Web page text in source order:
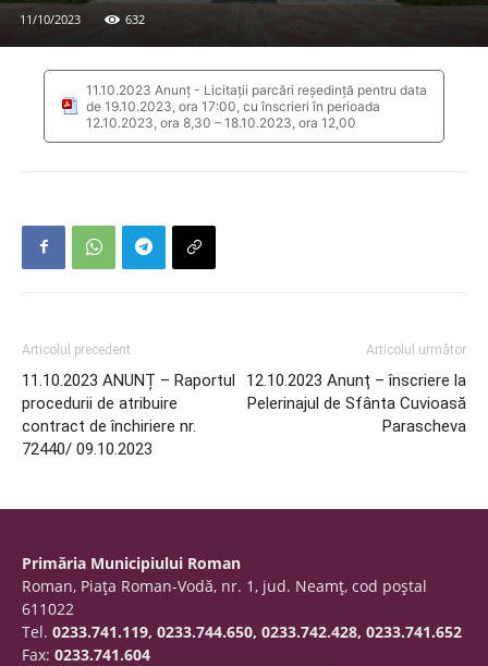
11/10/2023 632
11.10.2023 Anunț - Licitații parcări reședință pentru data
de 19.10.2023, ora 17:00, cu înscrieri în perioada
12.10.2023, ora 8,30 – 18.10.2023, ora 12,00
Articolul precedent
11.10.2023 ANUNȚ – Raportul
procedurii de atribuire
contract de închiriere nr.
72440/ 09.10.2023
Articolul următor
12.10.2023 Anunț – înscriere la
Pelerinajul de Sfânta Cuvioasă
Parascheva
Primăria Municipiului Roman
Roman, Piaţa Roman-Vodă, nr. 1, jud. Neamţ, cod poştal
611022
Tel. 0233.741.119, 0233.744.650, 0233.742.428, 0233.741.652
Fax: 0233.741.604